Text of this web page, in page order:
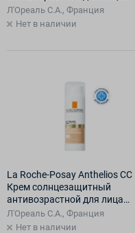
SPF50/PPD19, 50 мл
Л'Ореаль С.А., Франция
Нет в наличии
La Roche-Posay Anthelios СС
Крем солнцезащитный
антивозрастной для лица
SPF50/PPD19, 50 мл
Л'Ореаль С.А., Франция
Нет в наличии